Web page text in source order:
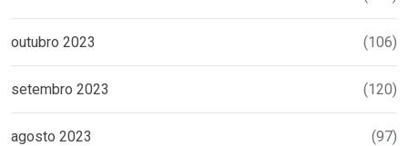
outubro 2023 (106)
setembro 2023 (120)
agosto 2023 (97)